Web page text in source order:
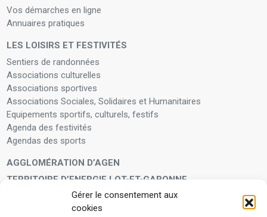
Gérer le consentement aux
cookies
Vos démarches en ligne
Annuaires pratiques
LES LOISIRS ET FESTIVITÉS
Sentiers de randonnées
Associations culturelles
Associations sportives
Associations Sociales, Solidaires et Humanitaires
Equipements sportifs, culturels, festifs
Agenda des festivités
Agendas des sports
AGGLOMÉRATION D’AGEN
TERRITOIRE D’ENERGIE LOT-ET-GARONNE